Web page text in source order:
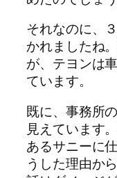
それなのに、
かれましたね
が、テヨンは
ています。
既に、事務所
見えています
あるサニーに
うした理由か